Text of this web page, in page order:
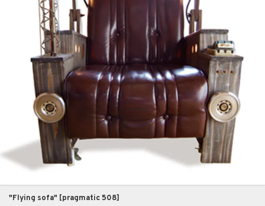
"Flying sofa" [pragmatic 508]